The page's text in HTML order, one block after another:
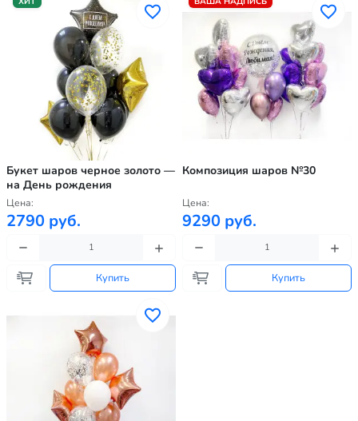
Букет шаров черное золото —
на День рождения
Цена:
2790 руб.
Купить
Композиция шаров №30
Цена:
9290 руб.
Купить